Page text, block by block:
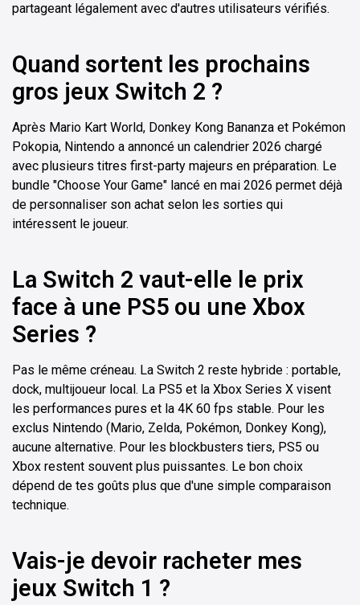
partageant légalement avec d'autres utilisateurs vérifiés.
Quand sortent les prochains
gros jeux Switch 2 ?
Après Mario Kart World, Donkey Kong Bananza et Pokémon
Pokopia, Nintendo a annoncé un calendrier 2026 chargé
avec plusieurs titres first-party majeurs en préparation. Le
bundle "Choose Your Game" lancé en mai 2026 permet déjà
de personnaliser son achat selon les sorties qui
intéressent le joueur.
La Switch 2 vaut-elle le prix
face à une PS5 ou une Xbox
Series ?
Pas le même créneau. La Switch 2 reste hybride : portable,
dock, multijoueur local. La PS5 et la Xbox Series X visent
les performances pures et la 4K 60 fps stable. Pour les
exclus Nintendo (Mario, Zelda, Pokémon, Donkey Kong),
aucune alternative. Pour les blockbusters tiers, PS5 ou
Xbox restent souvent plus puissantes. Le bon choix
dépend de tes goûts plus que d'une simple comparaison
technique.
Vais-je devoir racheter mes
jeux Switch 1 ?